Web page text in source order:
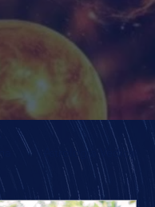
Astrología Védica